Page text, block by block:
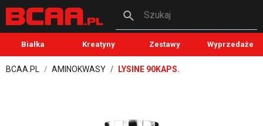
Szukaj
Białka Kreatyny Zestawy Wyprzedaże
BCAA.PL AMINOKWASY LYSINE 90KAPS.